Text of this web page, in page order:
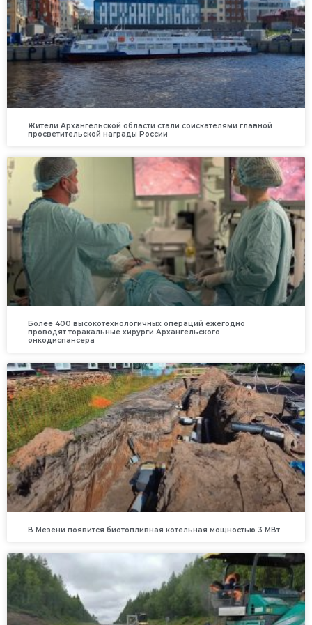
Жители Архангельской области стали соискателями главной
просветительской награды России
Более 400 высокотехнологичных операций ежегодно
проводят торакальные хирурги Архангельского
онкодиспансера
В Мезени появится биотопливная котельная мощностью 3 МВт